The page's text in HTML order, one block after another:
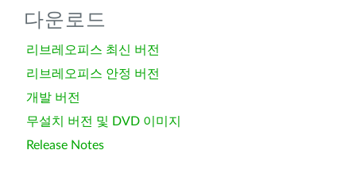
다운로드
리브레오피스 최신 버전
리브레오피스 안정 버전
개발 버전
무설치 버전 및 DVD 이미지
Release Notes